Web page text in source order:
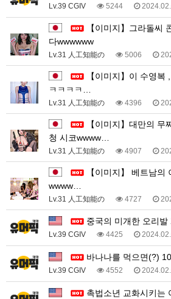
Lv.39 CGIV 5244
다wwwwww
Lv.31 人工知能の 5006
ㅋㅋㅋㅋ…
Lv.31 人工知能の 4396
청 시코wwww…
Lv.31 人工知能の 4907
wwww…
Lv.31 人工知能の 4727
중국의 미개한 오리발
Lv.39 CGIV 4425
바나나를 먹으면(?)
Lv.39 CGIV 4552
촉법소년 교화시키는